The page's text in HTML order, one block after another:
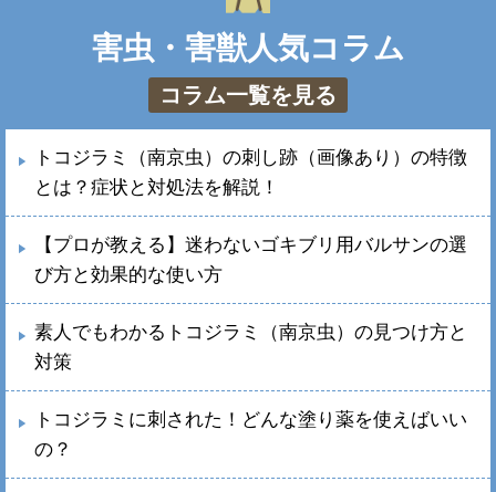
害虫・害獣人気コラム
コラム一覧を見る
トコジラミ（南京虫）の刺し跡（画像あり）の特徴
とは？症状と対処法を解説！
【プロが教える】迷わないゴキブリ用バルサンの選
び方と効果的な使い方
素人でもわかるトコジラミ（南京虫）の見つけ方と
対策
トコジラミに刺された！どんな塗り薬を使えばいい
の？